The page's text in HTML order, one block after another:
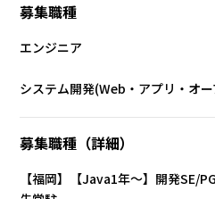
募集職種
エンジニア
システム開発(Web・アプリ・オ
募集職種（詳細）
【福岡】【Java1年～】開発SE/